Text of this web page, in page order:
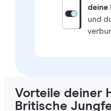
deine
und
Vorteile deiner
Britische